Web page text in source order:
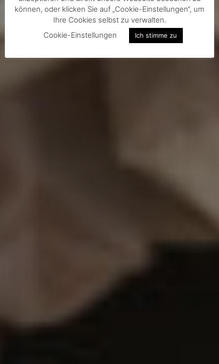
können, oder klicken Sie auf „Cookie-Einstellungen“, um
Ihre Cookies selbst zu verwalten.
Cookie-Einstellungen
Ich stimme zu